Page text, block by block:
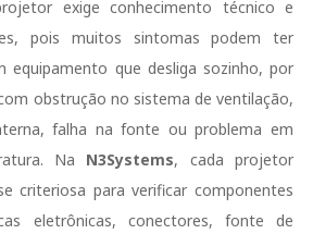
exige conhecimento técnico e
pois muitos sintomas podem ter
equipamento que desliga sozinho, por
obstrução no sistema de ventilação,
falha na fonte ou problema em
Na N3Systems, cada projetor
criteriosa para verificar componentes
eletrônicas, conectores, fonte de